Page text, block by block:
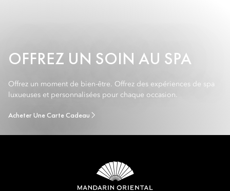
OFFREZ UN SOIN AU SPA
Offrez un moment de bien-être. Offrez des expériences de spa
luxueuses et personnalisées pour chaque occasion.
Acheter Une Carte Cadeau